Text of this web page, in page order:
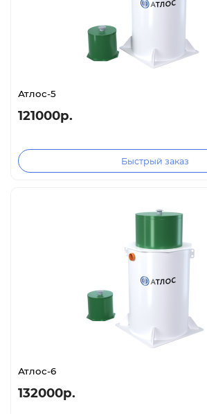
Атлос-5
121000р.
Быстрый заказ
Атлос-6
132000р.